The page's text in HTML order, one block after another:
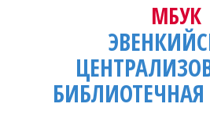
МБУК